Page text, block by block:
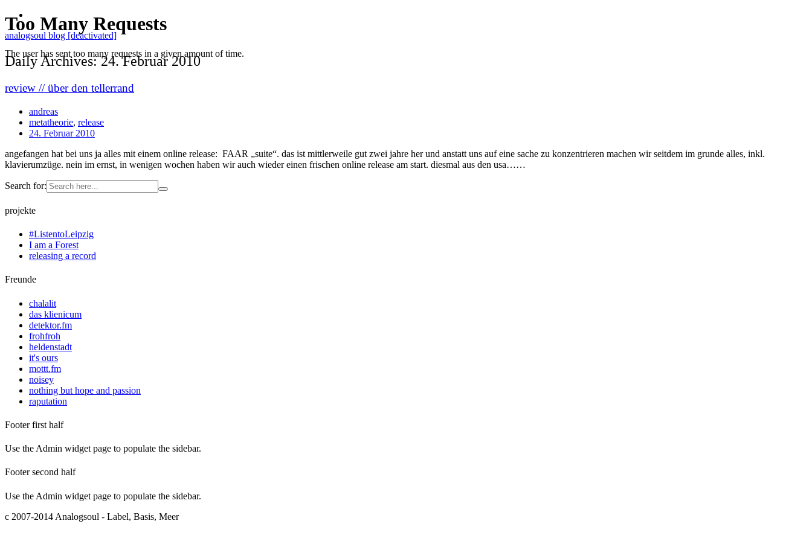
analogsoul blog [deactivated]
Daily Archives: 24. Februar 2010
review // über den tellerrand
andreas
metatheorie, release
24. Februar 2010
angefangen hat bei uns ja alles mit einem online release: FAAR „suite“. das ist mittlerweile gut zwei jahre her und anstatt uns auf eine sache zu konzentrieren machen wir seitdem im grunde alles, inkl.
klavierumzüge. nein im ernst, in wenigen wochen haben wir auch wieder einen frischen online release am start. diesmal aus den usa……
Search for:
projekte
#ListentoLeipzig
I am a Forest
releasing a record
Freunde
chalalit
das klienicum
detektor.fm
frohfroh
heldenstadt
it's ours
mottt.fm
noisey
nothing but hope and passion
raputation
Footer first half
Use the Admin widget page to populate the sidebar.
Footer second half
Use the Admin widget page to populate the sidebar.
c 2007-2014 Analogsoul - Label, Basis, Meer